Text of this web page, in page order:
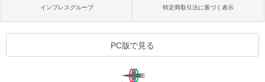
インプレスグループ 特定商取引法に基づく表示
PC版で見る